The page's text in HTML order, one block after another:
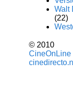
Walt
(22)
© 2010
CineOnLine